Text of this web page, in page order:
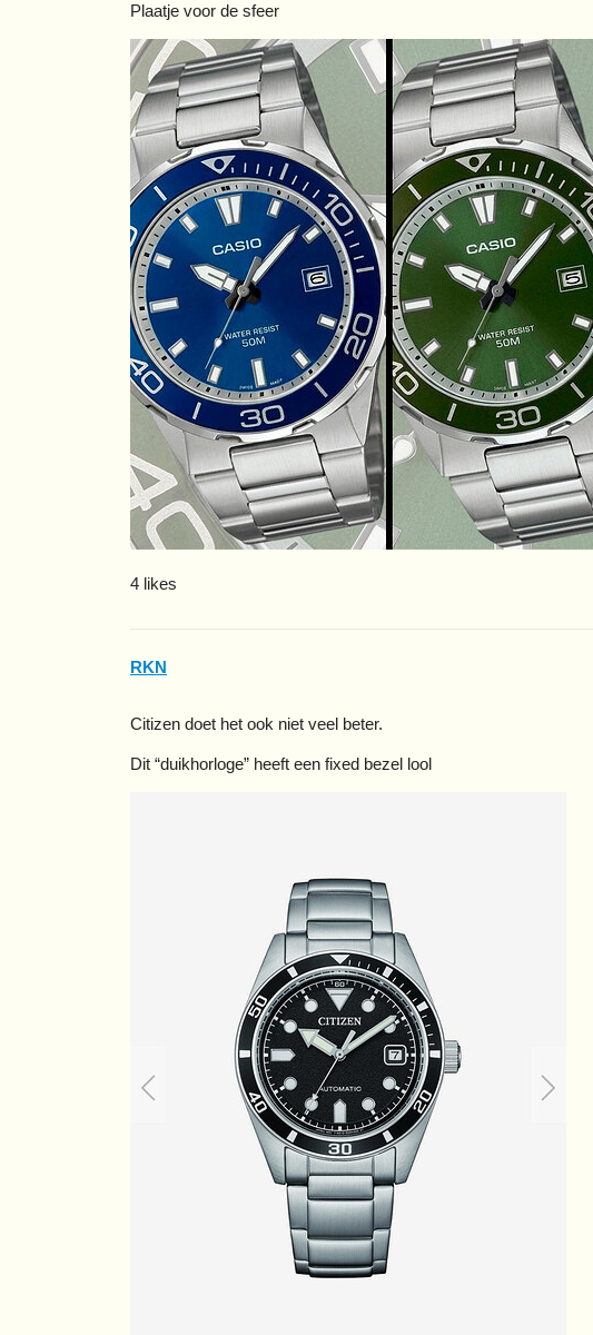
Plaatje voor de sfeer
4 likes
RKN
Citizen doet het ook niet veel beter.
Dit “duikhorloge” heeft een fixed bezel lool